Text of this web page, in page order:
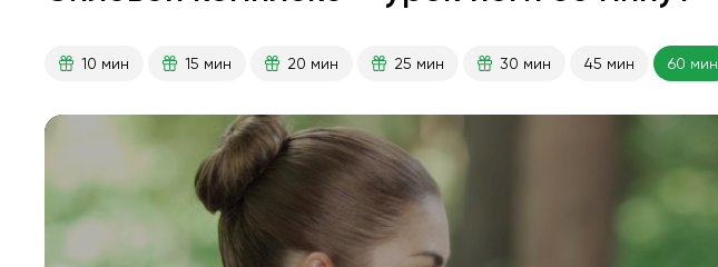
10 мин 15 мин 20 мин 25 мин 30 мин 45 мин 60 мин